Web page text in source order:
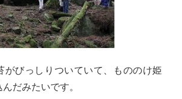
がびっしりついていて、もののけ姫
だみたいです。